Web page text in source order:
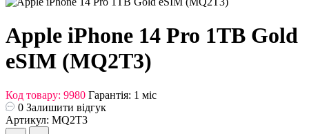
Apple iPhone 14 Pro 1TB Gold
eSIM (MQ2T3)
Код товару: 9980 Гарантія: 1 міс
0 Залишити відгук
Артикул: MQ2T3